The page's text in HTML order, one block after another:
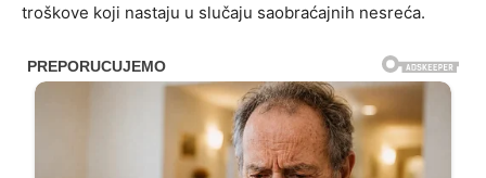
troškove koji nastaju u slučaju saobraćajnih nesreća.